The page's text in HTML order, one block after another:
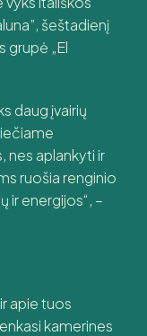
šeštadienį
grupė „El
daug įvairių
nes aplankyti ir
ruošia renginio
ir energijos“, –
apie tuos
kamerines